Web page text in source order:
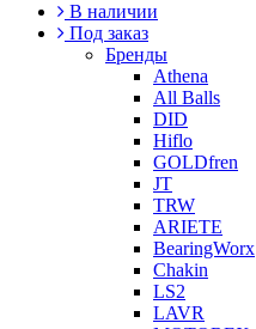
В наличии
Под заказ
Бренды
Athena
All Balls
DID
Hiflo
GOLDfren
JT
TRW
ARIETE
BearingWorx
Chakin
LS2
LAVR